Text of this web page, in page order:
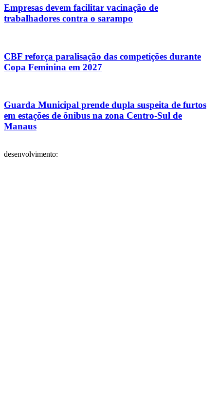
Empresas devem facilitar vacinação de
trabalhadores contra o sarampo
CBF reforça paralisação das competições durante
Copa Feminina em 2027
Guarda Municipal prende dupla suspeita de furtos
em estações de ônibus na zona Centro-Sul de
Manaus
desenvolvimento: